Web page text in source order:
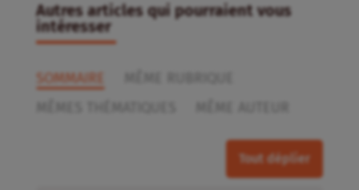
Autres articles qui pourraient vous
intéresser
SOMMAIRE
Tout déplier